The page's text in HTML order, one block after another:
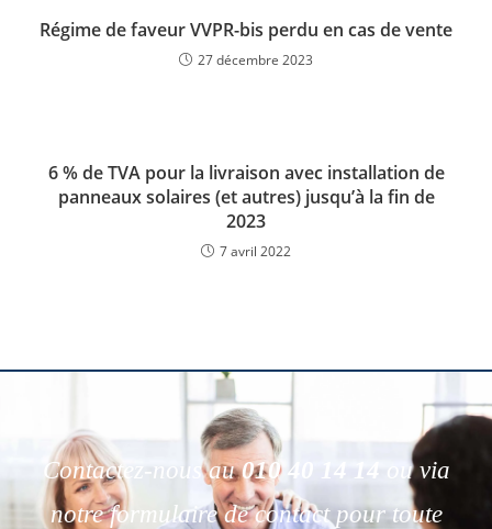
Régime de faveur VVPR-bis perdu en cas de vente
27 décembre 2023
6 % de TVA pour la livraison avec installation de
panneaux solaires (et autres) jusqu’à la fin de
2023
7 avril 2022
Contactez-nous au010 40 14 14
ou via
notre formulaire de contact pour toute